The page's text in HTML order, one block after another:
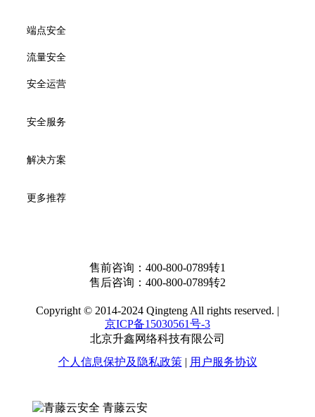
端点安全
流量安全
安全运营
安全服务
解决方案
更多推荐
售前咨询： 400-800-0789转1
售后咨询： 400-800-0789转2
Copyright © 2014-2024 Qingteng All rights reserved. |
京ICP备15030561号-3
北京升鑫网络科技有限公司
个人信息保护及隐私政策 | 用户服务协议
青藤云安